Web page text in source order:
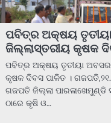
ପବିତ୍ର ଅକ୍ଷୟ
ଜିଲ୍ଲାସ୍ତରୀୟ କୃଷକ
ପବିତ୍ର ଅକ୍ଷୟ ତୃତୀୟା
କୃଷକ ଦିବସ ପାଳିତ ।
ଗଜପତି ଜିଲ୍ଲା ପାରଳାଖେମୁଣ୍ଡି
ଠାରେ କୃଷି ଓ…